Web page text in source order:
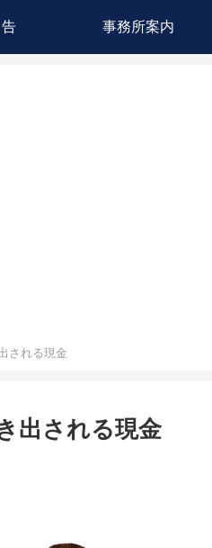
事務所案内
される現金
出される現金